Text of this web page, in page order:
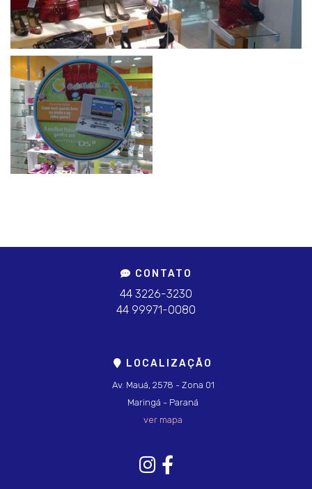
CONTATO
44 3226-3230
44 99971-0080
LOCALIZAÇÃO
Av. Mauá, 2578 - Zona 01
Maringá - Paraná
ver mapa